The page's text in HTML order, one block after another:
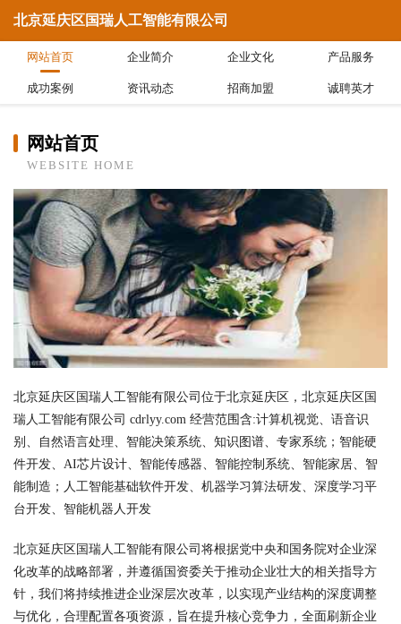
北京延庆区国瑞人工智能有限公司
网站首页 企业简介 企业文化 产品服务
成功案例 资讯动态 招商加盟 诚聘英才
网站首页
WEBSITE HOME
北京延庆区国瑞人工智能有限公司位于北京延庆区，北京延庆区国
瑞人工智能有限公司 cdrlyy.com 经营范围含:计算机视觉、语音识
别、自然语言处理、智能决策系统、知识图谱、专家系统；智能硬
件开发、AI芯片设计、智能传感器、智能控制系统、智能家居、智
能制造；人工智能基础软件开发、机器学习算法研发、深度学习平
台开发、智能机器人开发
北京延庆区国瑞人工智能有限公司将根据党中央和国务院对企业深
化改革的战略部署，并遵循国资委关于推动企业壮大的相关指导方
针，我们将持续推进企业深层次改革，以实现产业结构的深度调整
与优化，合理配置各项资源，旨在提升核心竞争力，全面刷新企业